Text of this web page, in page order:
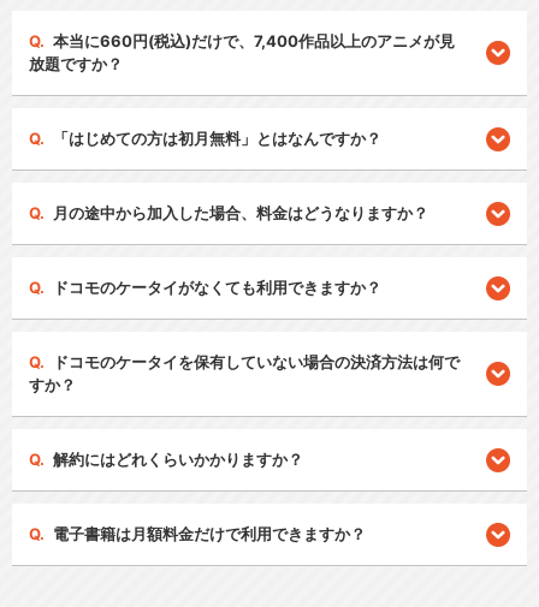
本当に660円(税込)だけで、7,400作品以上のアニメが見
放題ですか？
「はじめての方は初月無料」とはなんですか？
月の途中から加入した場合、料金はどうなりますか？
ドコモのケータイがなくても利用できますか？
ドコモのケータイを保有していない場合の決済方法は何で
すか？
解約にはどれくらいかかりますか？
電子書籍は月額料金だけで利用できますか？